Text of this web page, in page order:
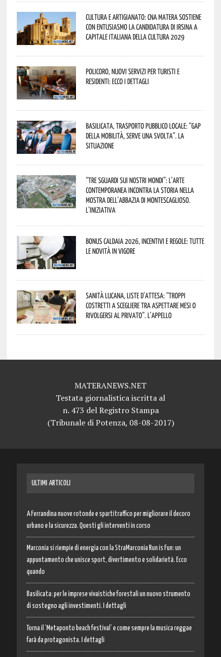
Cultura e Artigianato: CNA Matera sostiene
con entusiasmo la candidatura di Irsina a
Capitale Italiana della Cultura 2029
Policoro, nuovi servizi per turisti e
residenti: ecco i dettagli
Basilicata, trasporto pubblico locale: “Gap
della mobilità, serve una svolta”. La
situazione
“Tre Sguardi sui Nostri Mondi”: l’arte
contemporanea incontra la storia nella
mostra dell’Abbazia di Montescaglioso.
L’iniziativa
Bonus caldaia 2026, incentivi e regole: tutte
le novità in vigore
Sanità lucana, liste d’attesa: “Troppi
costretti a scegliere tra aspettare mesi o
rivolgersi al privato”. L’appello
MATERANEWS.NET
Testata giornalistica iscritta al
n. 473 del Registro Stampa
(Tribunale di Potenza, 08-08-2017)
ULTIMI ARTICOLI
A Ferrandina nuove rotonde e spartitraffico per migliorare il decoro
urbano e la sicurezza. Questi gli interventi in corso
Marconia si riempie di energia con la StraMarconia Run is Fun: un
appuntamento che unisce sport, divertimento e solidarietà. Ecco
quando
Basilicata: per le imprese vivaistiche forestali un nuovo strumento
di sostegno agli investimenti. I dettagli
Torna il ‘Metaponto beach festival’ e come sempre la musica reggae
farà da protagonista. I dettagli